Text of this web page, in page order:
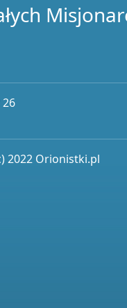
2022 Orionistki.pl